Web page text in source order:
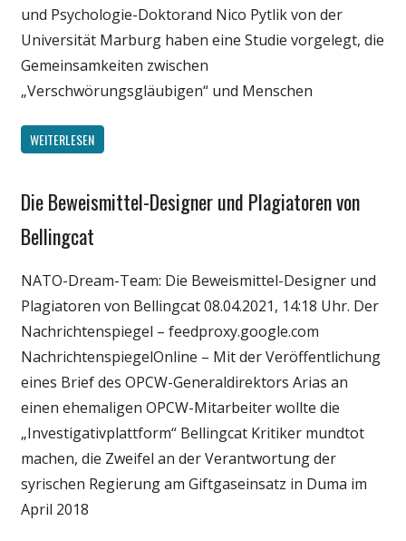
und Psychologie-Doktorand Nico Pytlik von der
Universität Marburg haben eine Studie vorgelegt, die
Gemeinsamkeiten zwischen
„Verschwörungsgläubigen“ und Menschen
WEITERLESEN
Gesellschaft
Politik
Wirtschaft
Wissenschaft
Die Beweismittel-Designer und Plagiatoren von
Bellingcat
NATO-Dream-Team: Die Beweismittel-Designer und
Plagiatoren von Bellingcat 08.04.2021, 14:18 Uhr. Der
Nachrichtenspiegel – feedproxy.google.com
NachrichtenspiegelOnline – Mit der Veröffentlichung
eines Brief des OPCW-Generaldirektors Arias an
einen ehemaligen OPCW-Mitarbeiter wollte die
„Investigativplattform“ Bellingcat Kritiker mundtot
machen, die Zweifel an der Verantwortung der
syrischen Regierung am Giftgaseinsatz in Duma im
April 2018